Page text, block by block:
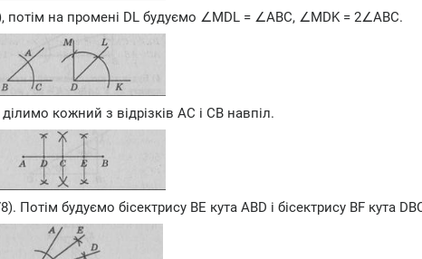
потім на промені DL будуємо ∠MDL = ∠ABC, ∠MDK = 2∠АВС.
кожний з відрізків АС і СВ навпіл.
Потім будуємо бісектрису BE кута ABD і бісектрису BF кута